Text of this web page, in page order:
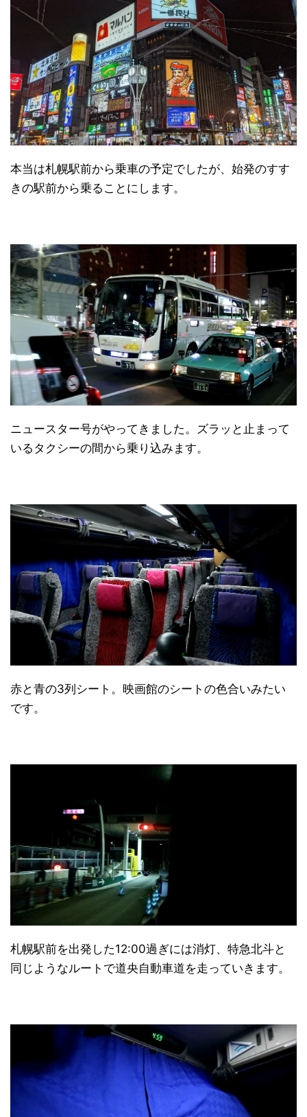
本当は札幌駅前から乗車の予定でしたが、始発のすす
きの駅前から乗ることにします。
ニュースター号がやってきました。ズラッと止まって
いるタクシーの間から乗り込みます。
赤と青の3列シート。映画館のシートの色合いみたい
です。
札幌駅前を出発した12:00過ぎには消灯、特急北斗と
同じようなルートで道央自動車道を走っていきます。